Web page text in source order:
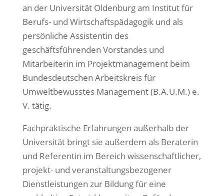
an der Universität Oldenburg am Institut für
Berufs- und Wirtschaftspädagogik und als
persönliche Assistentin des
geschäftsführenden Vorstandes und
Mitarbeiterin im Projektmanagement beim
Bundesdeutschen Arbeitskreis für
Umweltbewusstes Management (B.A.U.M.) e.
V. tätig.
Fachpraktische Erfahrungen außerhalb der
Universität bringt sie außerdem als Beraterin
und Referentin im Bereich wissenschaftlicher,
projekt- und veranstaltungsbezogener
Dienstleistungen zur Bildung für eine